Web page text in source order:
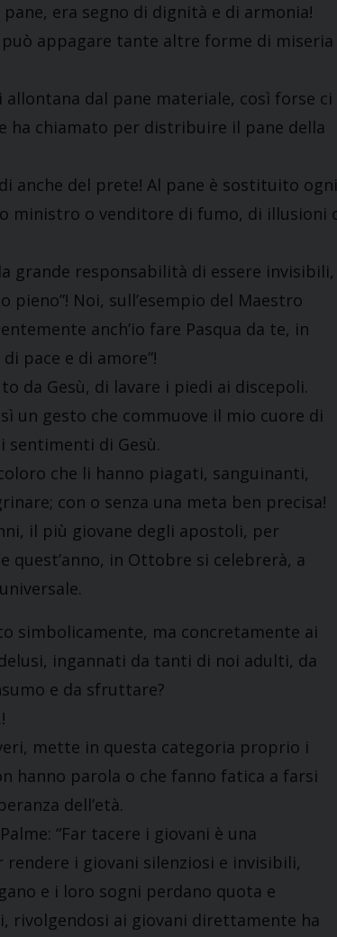
era segno di dignità e di armonia!
appagare tante altre forme di miseria
dal pane materiale, così forse ci
ha chiamato per distribuire il pane della
anche del prete! Al pane è sostituito ogni
ministro o venditore di fumo, di illusioni
grande responsabilità di essere invisibili,
Noi, sull’esempio del Maestro
anch’io fare Pasqua da te, in
pace e di amore”!
da Gesù, di lavare i piedi ai discepoli.
un gesto che commuove il mio cuore di
sentimenti di Gesù.
che li hanno piagati, sanguinanti,
con o senza una meta ben precisa!
il più giovane degli apostoli, per
quest’anno, in Ottobre si celebrerà, a
simbolicamente, ma concretamente ai
ingannati da tanti di noi adulti, da
e da sfruttare?
mette in questa categoria proprio i
hanno parola o che fanno fatica a farsi
dell’età.
“Far tacere i giovani è una
i giovani silenziosi e invisibili,
e i loro sogni perdano quota e
rivolgendosi ai giovani direttamente ha